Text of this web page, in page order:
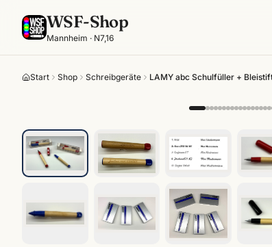
WSF-Shop
Mannheim · N7,16
Start Shop Schreibgeräte LAMY abc Schulfüller +